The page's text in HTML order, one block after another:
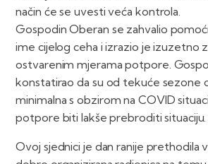
način će se uvesti veća kontrola.
Gospodin Oberan se zahvalio
ime cijelog ceha i izrazio je izuzetno
ostvarenim mjerama potpore.
konstatirao da su od tekuće sezone
minimalna s obzirom na COVID
potpore biti lakše prebroditi situaciju.
Ovoj sjednici je dan ranije prethodila